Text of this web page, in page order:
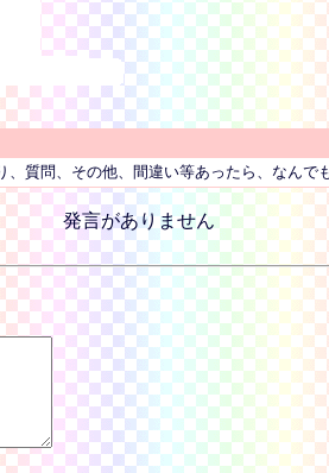
質問、その他、間違い等あったら、なんで
発言がありません